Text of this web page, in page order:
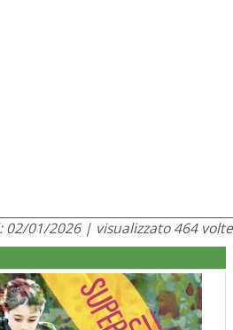
02/01/2026 | visualizzato 464 volte